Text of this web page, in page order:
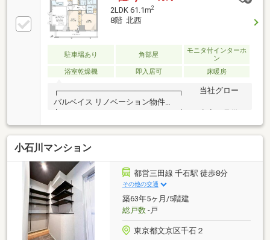
2LDK 61.1m2
8階 北西
駐車場あり 角部屋
モニタ付インターホ
ン
浴室乾燥機
即入居可 床暖房
┌──────────────────────┐ 当社グロー
バルベイス リノベーション物件
予約受付中！＼～～～～～～～～～～～～～～～～～
～～～～～■角部屋×８階部分■眺望良好■室内新規リノ
ベーション■LD床暖房マット新規設置■ビルトインエア
コン■タンクレストイレ■内廊下設計■開放感のあるエ
ントランスホール■ペット飼育可（使用細則有）■2023
年共用部大規模修繕工事実施■六義園徒歩6分■区立駒
込東公園徒歩2分～～～～～～～～～～～～～～～～
～～～～～～
小石川マンション
都営三田線 千石駅 徒歩8分
その他の交通
築63年5ヶ月/5階建
総戸数-戸
東京都文京区千石２